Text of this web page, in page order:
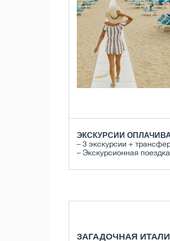
ЭКСКУРСИИ
– 3 экскурсии +
– Экскурсионная
ЗАГАДОЧНАЯ